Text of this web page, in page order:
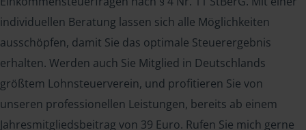
individuellen Beratung lassen sich alle Möglichkeiten
ausschöpfen, damit Sie das optimale Steuerergebnis
erhalten. Werden auch Sie Mitglied in Deutschlands
größtem Lohnsteuerverein, und profitieren Sie von
unseren professionellen Leistungen, bereits ab einem
Jahresmitgliedsbeitrag von 39 Euro. Rufen Sie mich gerne